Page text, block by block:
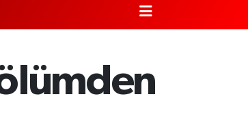
ölümden